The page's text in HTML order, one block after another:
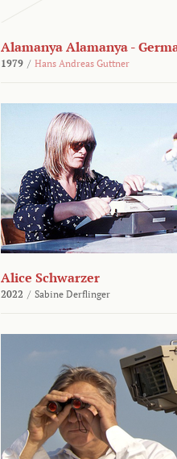
Alamanya Alamanya -
1979 / Hans Andreas Guttner
Alice Schwarzer
2022 / Sabine Derflinger